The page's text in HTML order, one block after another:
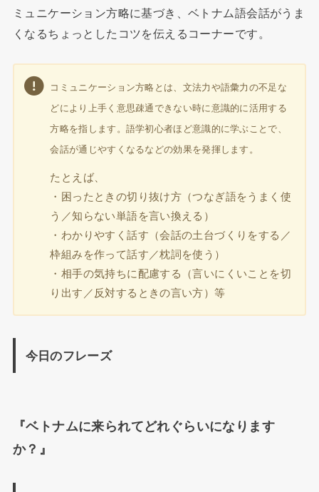
ミュニケーション方略に基づき、ベトナム語会話がうま
くなるちょっとしたコツを伝えるコーナーです。
コミュニケーション方略とは、文法力や語彙力の不足な
どにより上手く意思疎通できない時に意識的に活用する
方略を指します。語学初心者ほど意識的に学ぶことで、
会話が通じやすくなるなどの効果を発揮します。
たとえば、
・困ったときの切り抜け方（つなぎ語をうまく使
う／知らない単語を言い換える）
・わかりやすく話す（会話の土台づくりをする／
枠組みを作って話す／枕詞を使う）
・相手の気持ちに配慮する（言いにくいことを切
り出す／反対するときの言い方）等
今日のフレーズ
『ベトナムに来られてどれぐらいになります
か？』